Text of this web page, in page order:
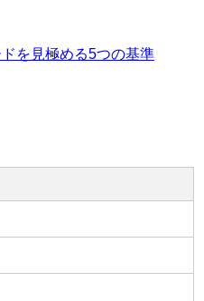
を見極める5つの基準